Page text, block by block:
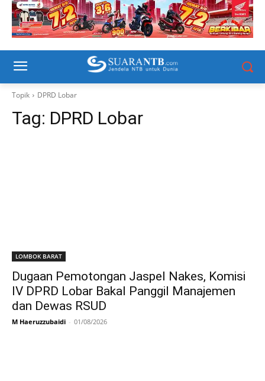
Topik DPRD Lobar
Tag: DPRD Lobar
LOMBOK BARAT
Dugaan Pemotongan Jaspel Nakes, Komisi
IV DPRD Lobar Bakal Panggil Manajemen
dan Dewas RSUD
M Haeruzzubaidi - 01/08/2026